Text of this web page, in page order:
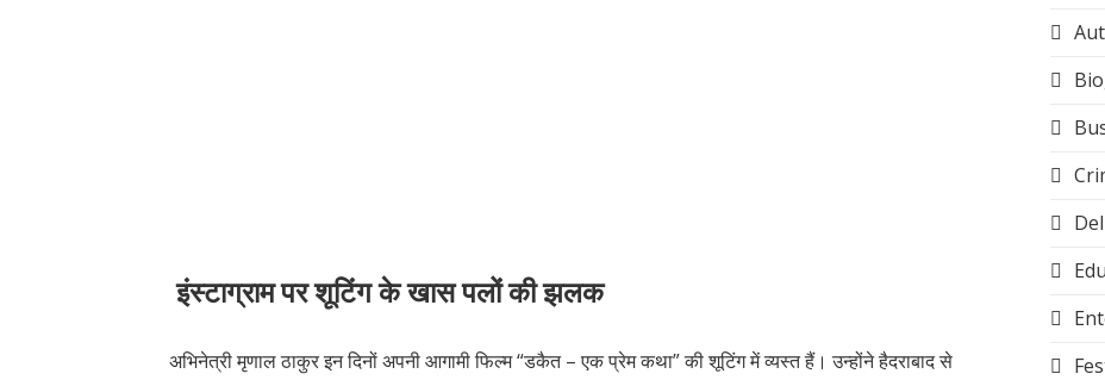
इंस्टाग्राम पर शूटिंग के खास पलों की झलक
अभिनेत्री मृणाल ठाकुर इन दिनों अपनी आगामी फिल्म “डकैत – एक प्रेम कथा” की शूटिंग में व्यस्त हैं। उन्होंने हैदराबाद से